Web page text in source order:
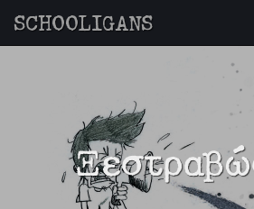
SCHOOLIGANS